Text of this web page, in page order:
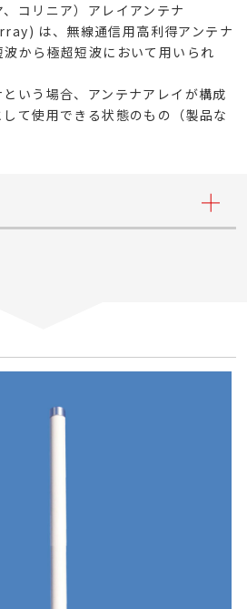
コリニア）アレイアンテナ
は、無線通信用高利得アンテナ
から極超短波において用いられ
いう場合、アンテナアレイが構成
て使用できる状態のもの（製品な